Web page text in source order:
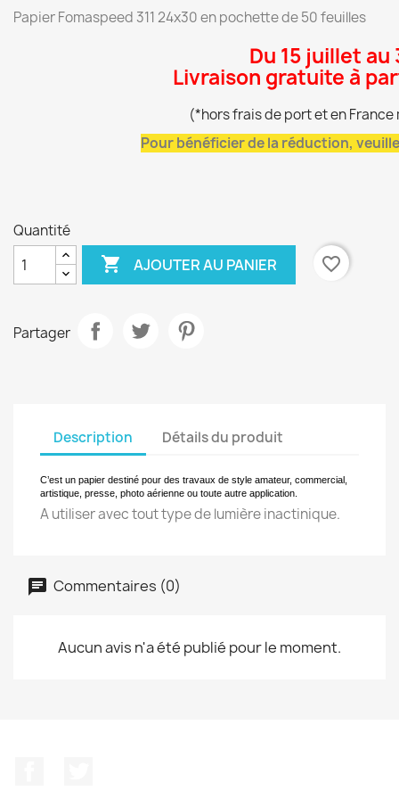
Papier Fomaspeed 311 24x30 en pochette de 50 feuilles
Du 15 juillet au
Livraison gratuite à
(*hors frais de port et en
Pour bénéficier de la réduction,
Quantité
 AJOUTER AU PANIER favorite_border
Partager
Description Détails du produit
C’est un papier destiné pour des travaux de style amateur, commercial,
artistique, presse, photo aérienne ou toute autre application.
A utiliser avec tout type de lumière inactinique.
Commentaires (0)
Aucun avis n'a été publié pour le moment.